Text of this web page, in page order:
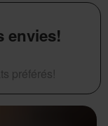
envies!
préférés!